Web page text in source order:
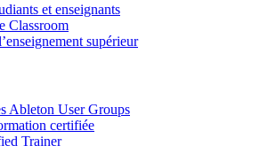
et enseignants
Classroom
supérieur
Ableton User Groups
certifiée
Trainer